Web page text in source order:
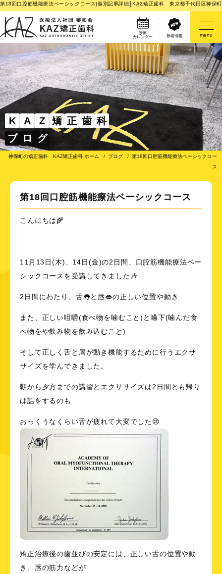
第18回口腔筋機能療法ベーシックコース|個別記事詳細│KAZ矯正歯科 東京都千代田区神保
診療
カレンダー
新着情報 menu
K A Z 矯 正 歯 科
ブ ロ グ
神保町の矯正歯科 KAZ矯正歯科 ホーム ブログ
第18回口腔筋機能療法ベーシックコー
ス
第18回口腔筋機能療法ベーシックコース
こんにちは🌾
11月13日(木)、14日(金)の2日間、口腔筋機能療法ベー
シックコースを受講してきました🎶
2日間にわたり、舌👅と唇👄の正しい位置や動き
また、正しい咀嚼(食べ物を噛むこと)と嚥下(噛んだ食
べ物をや飲み物を飲み込むこと)
そして正しく舌と唇が動き機能するために行うエクサ
サイズを学んできました。
朝から夕方までの講習とエクササイズは2日間とも帰り
は話をするのも
おっくうなくらい舌が疲れて大変でした😢
矯正治療後の歯並びの安定には、正しい舌の位置や動
き、唇の筋力などが
医院案内
矯正歯科治療のご案内
矯正装置のご紹介
その他